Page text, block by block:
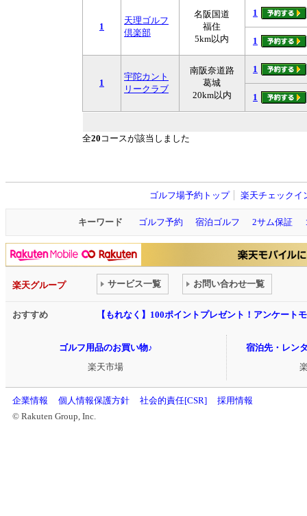
1
天理ゴルフ
倶楽部
名阪国道
福住
5km以内
1
1
1
宇陀カント
リークラブ
南阪奈道路
葛城
20km以内
1
1
全20 コースが該当しました
ゴルフ場予約トップ 楽天チェックイ
キーワード ゴルフ予約 宿泊ゴルフ 2サム保証
楽天グループ サービス一覧 お問い合わせ一覧
おすすめ 【もれなく】100ポイントプレゼント！アンケー
ゴルフ用品のお買い物♪
楽天市場
宿泊先・レン
企業情報 個人情報保護方針 社会的責任[CSR]
採用情報
© Rakuten Group, Inc.